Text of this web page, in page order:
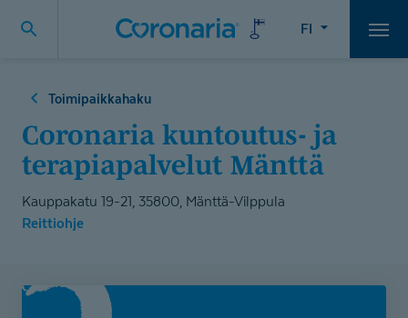
FI
Toimipaikkahaku
Coronaria kuntoutus- ja
terapiapalvelut Mänttä
Kauppakatu 19-21, 35800, Mänttä-Vilppula
Reittiohje